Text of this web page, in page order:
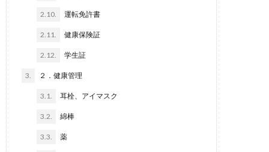
2.10. 運転免許書
2.11. 健康保険証
2.12. 学生証
3. ２．健康管理
3.1. 耳栓、アイマスク
3.2. 綿棒
3.3. 薬